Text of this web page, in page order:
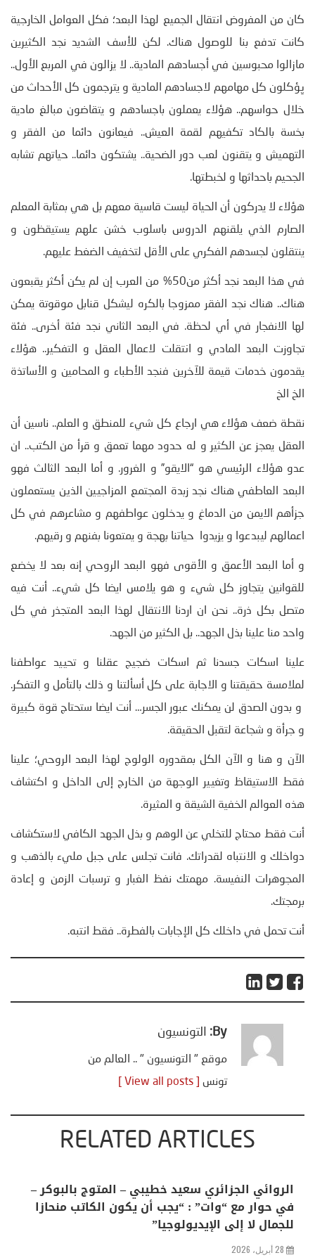
كان من المفروض انتقال الجميع لهذا البعد؛ فكل العوامل الخارجية
كانت تدفع بنا للوصول هناك. لكن للأسف الشديد نجد الكثيرين
مازالوا محبوسين في أجسادهم المادية.. لا يزالون في المربع الأول..
يِؤكلون كل مهامهم لاجسادهم المادية و يترجمون كل الأحداث من
خلال حواسهم.. هؤلاء يعملون باجسادهم و يتقاضون مبالغ مادية
بخسة بالكاد تكفيهم لقمة العيش.. فيعانون دائما من الفقر و
التهميش و يتقنون لعب دور الضحية.. يشتكون دائما.. حياتهم تشابه
الجحيم باحداثها و لخبطتها.
هؤلاء لا يدركون أن الحياة ليست قاسية معهم بل هي بمثابة المعلم
الصارم الذي يلقنهم الدروس باسلوب خشن علهم يستيقظون و
ينتقلون لجسدهم الفكري على الأقل لتخفيف الضغط عليهم.
في هذا البعد نجد أكثر من50% من العرب إن لم يكن أكثر يقبعون
هناك.. هناك نجد الفقر ممزوجا بالكره ليشكل قنابل موقوتة يمكن
لها الانفجار في أي لحظة. في البعد الثاني نجد فئة أخرى.. فئة
تجاوزت البعد المادي و انتقلت لاعمال العقل و التفكير.. هؤلاء
يقدمون خدمات قيمة للآخرين فنجد الأطباء و المحامين و الأساتذة
الخ الخ
نقطة ضعف هؤلاء هي ارجاع كل شيء للمنطق و العلم.. ناسين أن
العقل يعجز عن الكثير و له حدود مهما تعمق و قرأ من الكتب.. ان
عدو هؤلاء الرئيسي هو “الايقو” و الغرور. و أما البعد الثالث فهو
البعد العاطفي هناك نجد زبدة المجتمع المزاجيين الذين يستعملون
جزأهم الايمن من الدماغ و يدخلون عواطفهم و مشاعرهم في كل
اعمالهم ليبدعوا و يزيدوا حياتنا بهجة و يمتعونا بفنهم و رقيهم.
و أما البعد الأعمق و الأقوى فهو البعد الروحي إنه بعد لا يخضع
للقوانين يتجاوز كل شيء و هو يلامس ايضا كل شيء.. أنت فيه
متصل بكل ذرة.. نحن ان اردنا الانتقال لهذا البعد المتجذر في كل
واحد منا علينا بذل الجهد.. بل الكثير من الجهد.
علينا اسكات جسدنا ثم اسكات ضجيج عقلنا و تحييد عواطفنا
لملامسة حقيقتنا و الاجابة على كل أسألتنا و ذلك بالتأمل و التفكر.
و بدون الصدق لن يمكنك عبور الجسر… أنت ايضا ستحتاج قوة كبيرة
و جرأة و شجاعة لتقبل الحقيقة.
الآن و هنا و الآن الكل بمقدوره الولوج لهذا البعد الروحي؛ علينا
فقط الاستيقاظ وتغيير الوجهة من الخارج إلى الداخل و اكتشاف
هذه العوالم الخفية الشيقة و المثيرة.
أنت فقط محتاج للتخلي عن الوهم و بذل الجهد الكافي لاستكشاف
دواخلك و الانتباه لقدراتك. فانت تجلس على جبل مليء بالذهب و
المجوهرات النفيسة. مهمتك نفظ الغبار و ترسبات الزمن و إعادة
برمجتك.
أنت تحمل في داخلك كل الإجابات بالفطرة.. فقط انتبه.
By: التونسيون
موقع " التونسيون " .. العالم من
تونس
RELATED ARTICLES
الروائي الجزائري سعيد خطيبي – المتوج بالبوكر –
في حوار مع “وات” : “يجب أن يكون الكاتب منحازا
للجمال لا إلى الإيديولوجيا”
28 أبريل، 2026